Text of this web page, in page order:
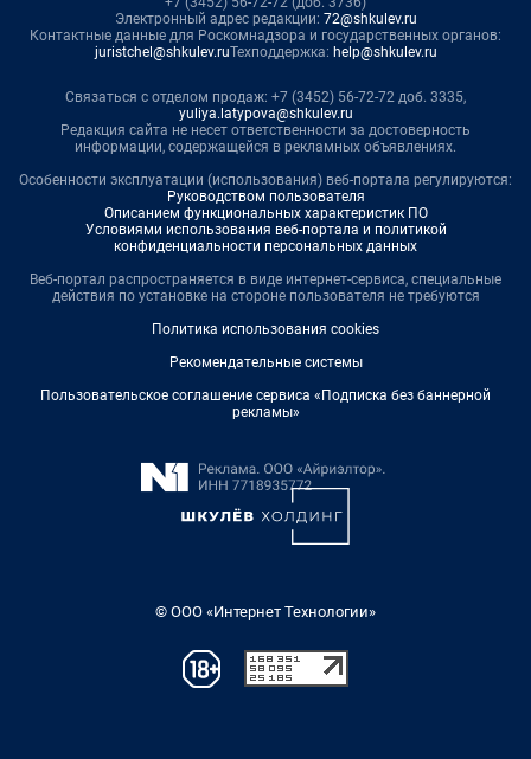
Электронный адрес редакции: 72@shkulev.ru
Контактные данные для Роскомнадзора и государственных органов:
juristchel@shkulev.ruТехподдержка: help@shkulev.ru
Связаться с отделом продаж: +7 (3452) 56-72-72 доб. 3335,
yuliya.latypova@shkulev.ru
Редакция сайта не несет ответственности за достоверность
информации, содержащейся в рекламных объявлениях.
Особенности эксплуатации (использования) веб-портала регулируются:
Руководством пользователя
Описанием функциональных характеристик ПО
Условиями использования веб-портала и политикой
конфиденциальности персональных данных
Веб-портал распространяется в виде интернет-сервиса, специальные
действия по установке на стороне пользователя не требуются
Политика использования cookies
Рекомендательные системы
Пользовательское соглашение сервиса «Подписка без баннерной
рекламы»
© ООО «Интернет Технологии»